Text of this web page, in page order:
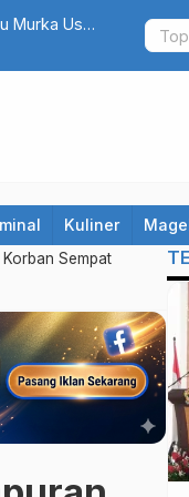
Keluarga
Catat! 10
Hindari
Kuliner
Sempat